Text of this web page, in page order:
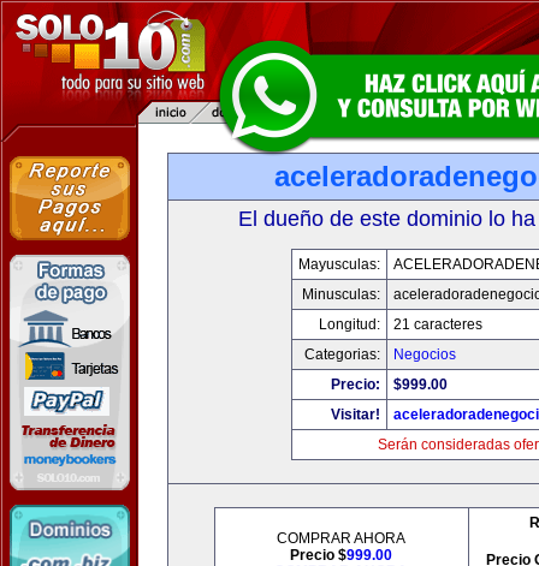
El dueño de este dominio lo
Mayusculas:
Minusculas:
Longitud:
21 caracteres
Categorias:
Negocios
Precio:
$999.00
Visitar!
Serán consideradas
COMPRAR AHORA
Precio $999.00
Precio